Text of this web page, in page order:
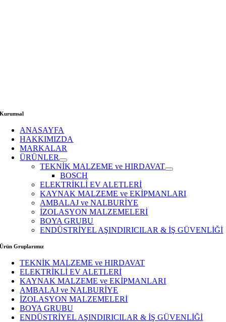
Kurumsal
ANASAYFA
HAKKIMIZDA
MARKALAR
ÜRÜNLER
TEKNİK MALZEME ve HIRDAVAT
BOSCH
ELEKTRİKLİ EV ALETLERİ
KAYNAK MALZEME ve EKİPMANLARI
AMBALAJ ve NALBURİYE
İZOLASYON MALZEMELERİ
BOYA GRUBU
ENDÜSTRİYEL AŞINDIRICILAR & İŞ GÜVENLİĞİ
Ürün Gruplarımız
TEKNİK MALZEME ve HIRDAVAT
ELEKTRİKLİ EV ALETLERİ
KAYNAK MALZEME ve EKİPMANLARI
AMBALAJ ve NALBURİYE
İZOLASYON MALZEMELERİ
BOYA GRUBU
ENDÜSTRİYEL AŞINDIRICILAR & İŞ GÜVENLİĞİ